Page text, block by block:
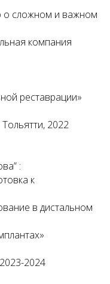
о сложном и важном
компания
реставрации»
2022
:
к
в дистальном
2024